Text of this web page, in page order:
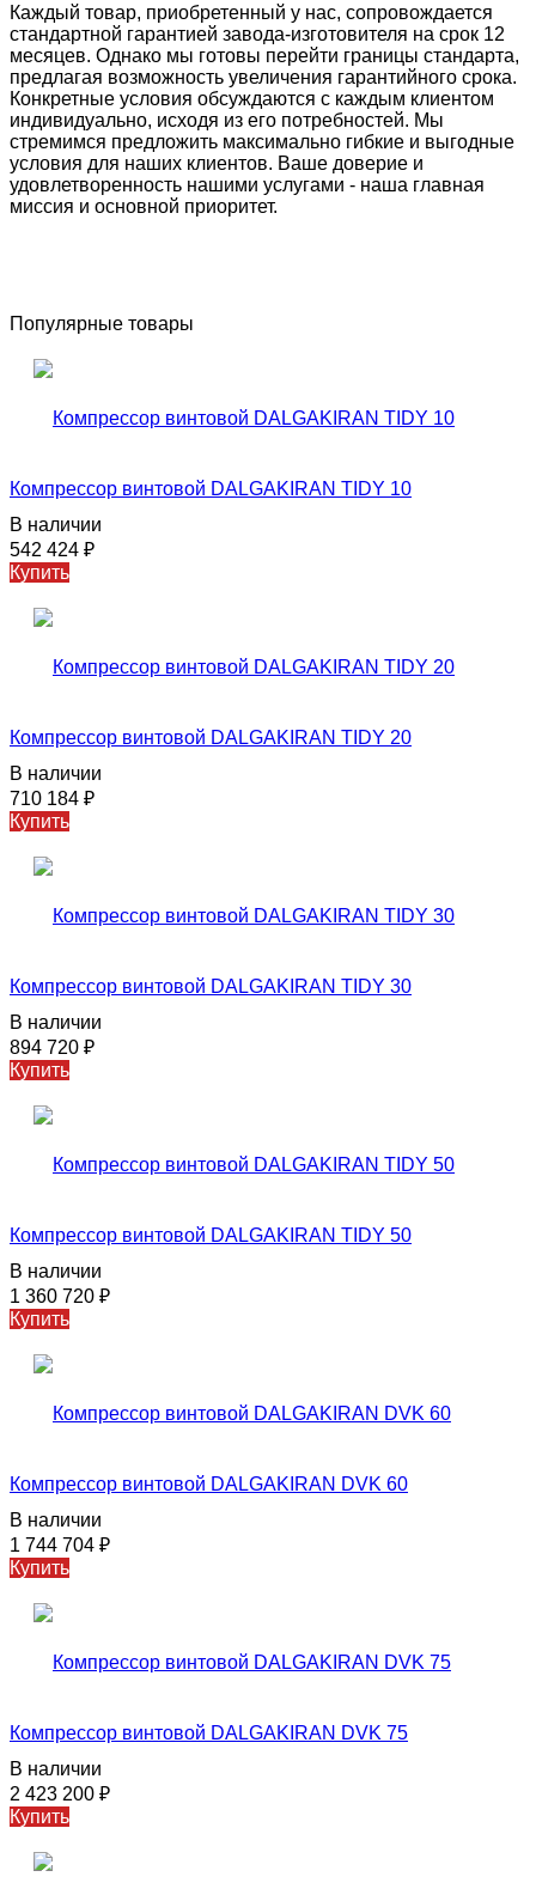
Каждый товар, приобретенный у нас, сопровождается
стандартной гарантией завода-изготовителя на срок 12
месяцев. Однако мы готовы перейти границы стандарта,
предлагая возможность увеличения гарантийного срока.
Конкретные условия обсуждаются с каждым клиентом
индивидуально, исходя из его потребностей. Мы
стремимся предложить максимально гибкие и выгодные
условия для наших клиентов. Ваше доверие и
удовлетворенность нашими услугами - наша главная
миссия и основной приоритет.
Популярные товары
Компрессор винтовой DALGAKIRAN TIDY 10
В наличии
542 424 ₽
Купить
Компрессор винтовой DALGAKIRAN TIDY 20
В наличии
710 184 ₽
Купить
Компрессор винтовой DALGAKIRAN TIDY 30
В наличии
894 720 ₽
Купить
Компрессор винтовой DALGAKIRAN TIDY 50
В наличии
1 360 720 ₽
Купить
Компрессор винтовой DALGAKIRAN DVK 60
В наличии
1 744 704 ₽
Купить
Компрессор винтовой DALGAKIRAN DVK 75
В наличии
2 423 200 ₽
Купить